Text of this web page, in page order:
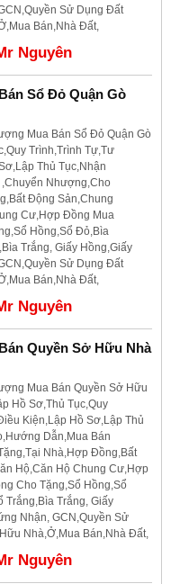
Sử Dụng Đất
Bán,Nhà Đất,
Nguyên
Sổ Đỏ Quận Gò
Mua Bán Sổ Đỏ Quận Gò
Trình,Trình Tự,Tư
Thủ Tục,Nhận
Nhượng,Cho
Động Sản,Chung
Cư,Hợp Đồng Mua
Hồng,Sổ Đỏ,Bìa
Trắng, Giấy Hồng,Giấy
Sử Dụng Đất
Bán,Nhà Đất,
Nguyên
Quyền Sở Hữu Nhà
Mua Bán Quyền Sở Hữu
Hồ Sơ,Thủ Tục,Quy
Kiện,Lập Hồ Sơ,Lập Thủ
Dẫn,Mua Bán
Nhà,Hợp Đồng,Bất
Hộ,Căn Hộ Chung Cư,Hợp
Cho Tặng,Sổ Hồng,Sổ
Trắng, Giấy
Nhận, GCN,Quyền Sử
Nhà,Ở,Mua Bán,Nhà Đất,
Nguyên